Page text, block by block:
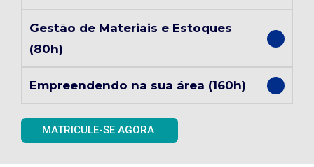
Gestão de Materiais e Estoques
(80h)
Empreendendo na sua área (160h)
MATRICULE-SE AGORA